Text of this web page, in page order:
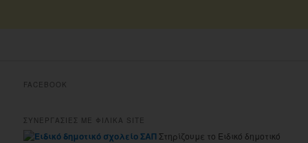
FACEBOOK
ΣΥΝΕΡΓΑΣΙΕΣ ΜΕ ΦΙΛΙΚΑ SITE
Στηρίζουμε το Ειδικό δημοτικό